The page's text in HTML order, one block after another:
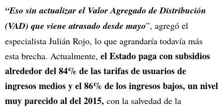
“Eso sin actualizar el Valor Agregado de Distribución
(VAD) que viene atrasado desde mayo”, agregó el
especialista Julián Rojo, lo que agrandaría todavía más
esta brecha. Actualmente, el Estado paga con subsidios
alrededor del 84% de las tarifas de usuarios de
ingresos medios y el 86% de los ingresos bajos, un nivel
muy parecido al del 2015, con la salvedad de la